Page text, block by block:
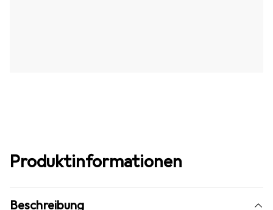
Produktinformationen
Beschreibung